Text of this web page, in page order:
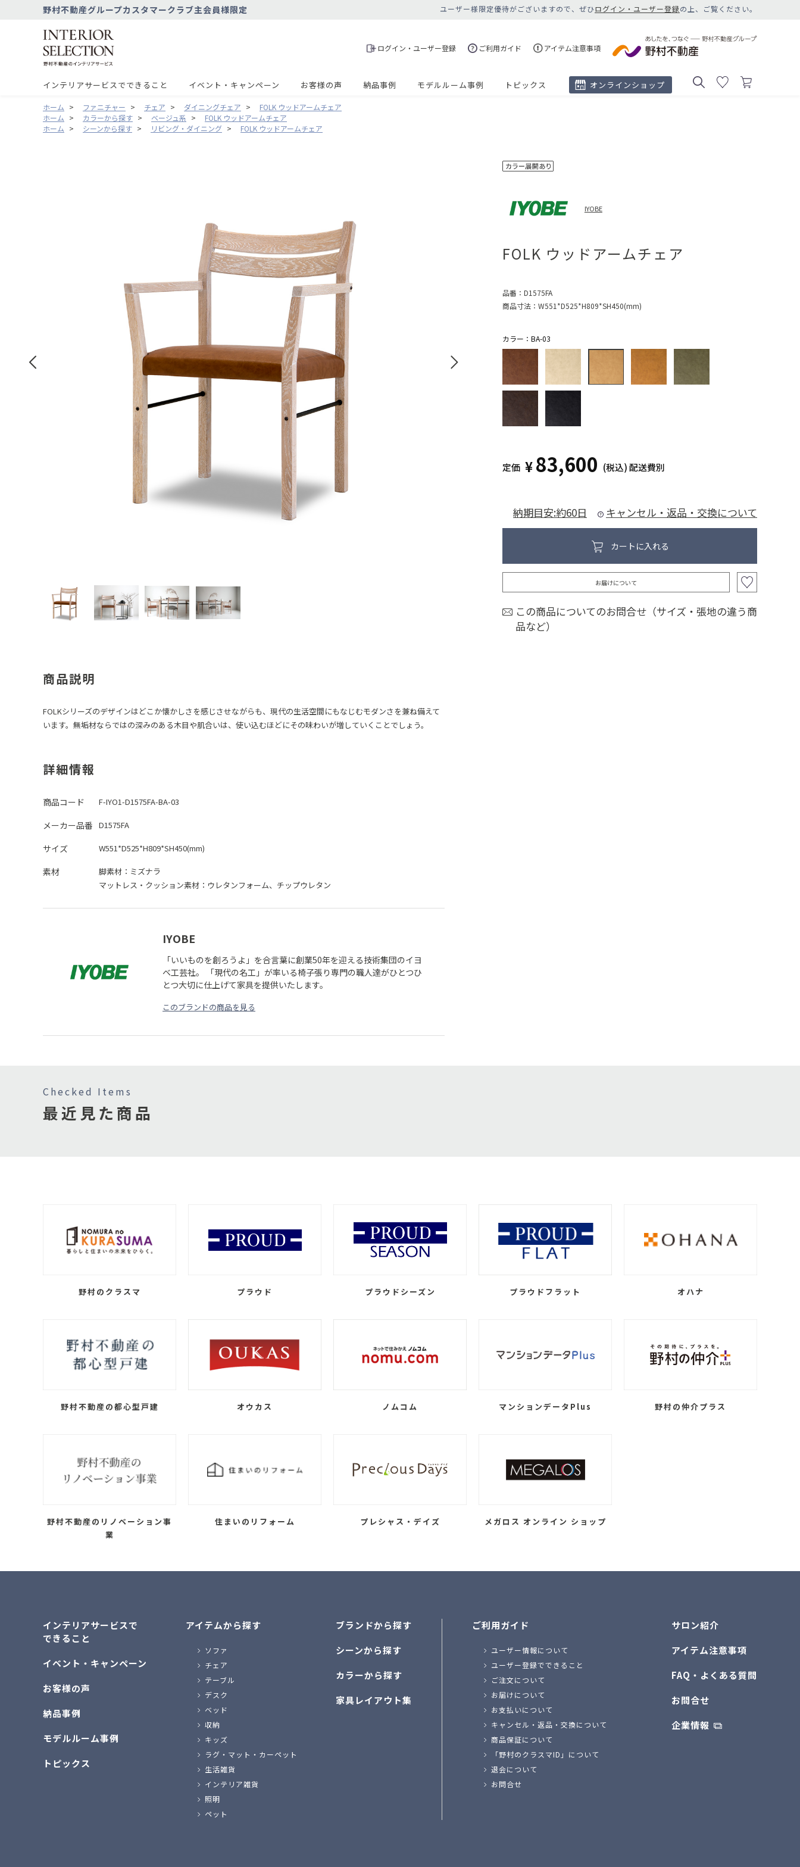
野村不動産グループカスタマークラブ主会員様限定 ユーザー様限定優待がございますので、ぜひログイン・ユーザー登録の上、ご覧ください。
ログイン・ユーザー登録 ご利用ガイド アイテム注意事項
インテリアサービスでできること イベント・キャンペーン お客様の声 納品事例 モデルルーム事例 トピックス オンラインショップ
ホーム > ファニチャー > チェア > ダイニングチェア >
FOLK ウッドアームチェア
ホーム > カラーから探す > ベージュ系 >
FOLK ウッドアームチェア
ホーム > シーンから探す > リビング・ダイニング > FOLK ウッドアームチェア
商品説明
FOLKシリーズのデザインはどこか懐かしさを感じさせながらも、現代の生活空間にもなじむモダンさを兼ね備えて
います。無垢材ならではの深みのある木目や肌合いは、使い込むほどにその味わいが増していくことでしょう。
詳細情報
商品コード F-IYO1-D1575FA-BA-03
メーカー品番 D1575FA
サイズ W551*D525*H809*SH450(mm)
素材 脚素材： ミズナラ
マットレス・クッション素材： ウレタンフォーム、チップウレタン
IYOBE
「いいものを創ろうよ」を合言葉に創業50年を迎える技術集団のイヨ
ベ工芸社。 「現代の名工」が率いる椅子張り専門の職人達がひとつひ
とつ大切に仕上げて家具を提供いたします。
このブランドの商品を見る
IYOBE
FOLK ウッドアームチェア
品番： D1575FA
商品寸法： W551*D525*H809*SH450(mm)
カラー：BA-03
定価 ¥83,600 (税込)配送費別
納期目安:約60日 キャンセル・返品・交換について
カートに入れる
お届けについて
この商品についてのお問合せ（サイズ・張地の違う商
品など）
Checked Items
最近見た商品
野村のクラスマ プラウド プラウドシーズン プラウドフラット オハナ
野村不動産の都心型戸建 オウカス ノムコム マンションデータPlus 野村の仲介プラス
野村不動産のリノベーション事
業
住まいのリフォーム プレシャス・デイズ メガロス オンライン ショップ
インテリアサービスで
できること
イベント・キャンペーン
お客様の声
納品事例
モデルルーム事例
トピックス
アイテムから探す
ソファ
チェア
テーブル
デスク
ベッド
収納
キッズ
ラグ・マット・カーペット
生活雑貨
インテリア雑貨
照明
ペット
ブランドから探す
シーンから探す
カラーから探す
家具レイアウト集
ご利用ガイド
ユーザー情報について
ユーザー登録でできること
ご注文について
お届けについて
お支払いについて
キャンセル・返品・交換について
商品保証について
「野村のクラスマID」について
退会について
お問合せ
サロン紹介
アイテム注意事項
FAQ・よくある質問
お問合せ
企業情報